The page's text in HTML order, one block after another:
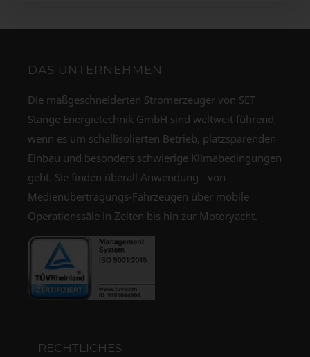
DAS UNTERNEHMEN
Die maßgeschneiderten Stromerzeuger von SET
Stange Energietechnik GmbH sind weltweit führend,
wenn es um schallisolierten Betrieb, platzsparenden
Einbau und besonders schwierige Klimabedingungen
geht. Sie finden überall Anwendung - von
Medienübertragungs-Fahrzeugen über mobile
Operationssäle in Zelten bis hin zur Motoryacht.
RECHTLICHES